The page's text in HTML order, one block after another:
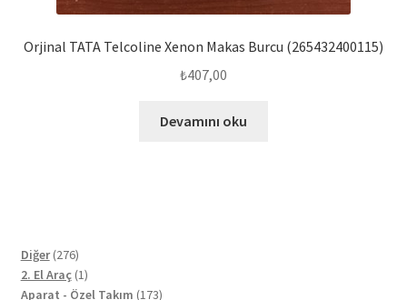
Orjinal TATA Telcoline Xenon Makas Burcu (265432400115)
₺407,00
Devamını oku
Diğer 276276
ürün
2. El Araç 11
ürün
Aparat - Özel Takım 173173